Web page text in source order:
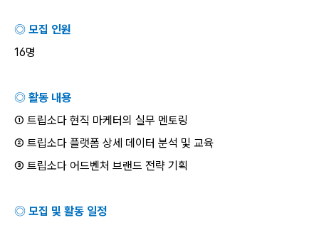
◎ 모집 인원
16명
◎ 활동 내용
① 트립소다 현직 마케터의 실무 멘토링
② 트립소다 플랫폼 상세 데이터 분석 및 교육
③ 트립소다 어드벤처 브랜드 전략 기획
◎ 모집 및 활동 일정